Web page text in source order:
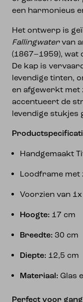
een harmonieus
Het ontwerp is
Fallingwatervan
(1867–1959), wat
De kap is
levendige tinten,
en afgewerkt met
accentueert de
levendige stukjes
Handgemaakt
Loodframe met
Voorzien van 1x
Hoogte: 17 cm
Breedte: 30 cm
Diepte: 12,5 cm
Materiaal: Glas
Perfect voor